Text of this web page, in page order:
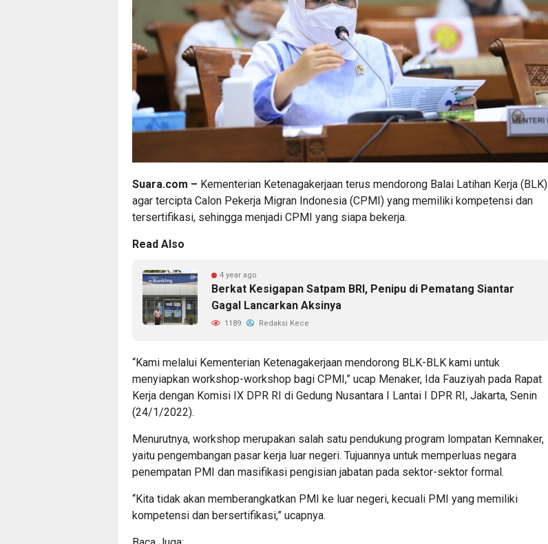
Suara.com – Kementerian Ketenagakerjaan terus mendorong Balai Latihan Kerja (BLK)
agar tercipta Calon Pekerja Migran Indonesia (CPMI) yang memiliki kompetensi dan
tersertifikasi, sehingga menjadi CPMI yang siapa bekerja.
Read Also
4 year ago
Berkat Kesigapan Satpam BRI, Penipu di Pematang Siantar
Gagal Lancarkan Aksinya
1189 Redaksi Kece
“Kami melalui Kementerian Ketenagakerjaan mendorong BLK-BLK kami untuk
menyiapkan workshop-workshop bagi CPMI,” ucap Menaker, Ida Fauziyah pada Rapat
Kerja dengan Komisi IX DPR RI di Gedung Nusantara I Lantai I DPR RI, Jakarta, Senin
(24/1/2022).
Menurutnya, workshop merupakan salah satu pendukung program lompatan Kemnaker,
yaitu pengembangan pasar kerja luar negeri. Tujuannya untuk memperluas negara
penempatan PMI dan masifikasi pengisian jabatan pada sektor-sektor formal.
“Kita tidak akan memberangkatkan PMI ke luar negeri, kecuali PMI yang memiliki
kompetensi dan bersertifikasi,” ucapnya.